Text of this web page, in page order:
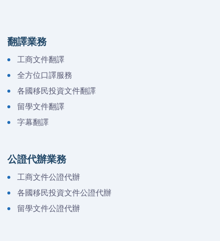
翻譯業務
工商文件翻譯
全方位口譯服務
各國移民投資文件翻譯
留學文件翻譯
字幕翻譯
公證代辦業務
工商文件公證代辦
各國移民投資文件公證代辦
留學文件公證代辦